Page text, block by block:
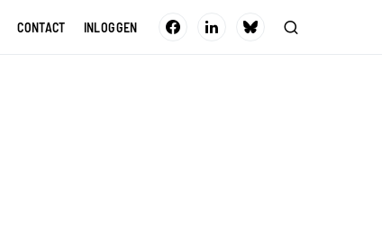
CONTACT INLOGGEN